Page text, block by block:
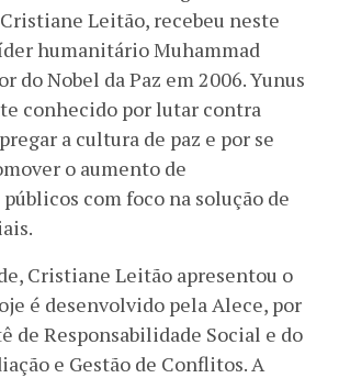
Leitão, recebeu neste
humanitário Muhammad
do Nobel da Paz em 2006. Yunus
conhecido por lutar contra
a cultura de paz e por se
o aumento de
com foco na solução de
Cristiane Leitão apresentou o
é desenvolvido pela Alece, por
de Responsabilidade Social e do
e Gestão de Conflitos. A